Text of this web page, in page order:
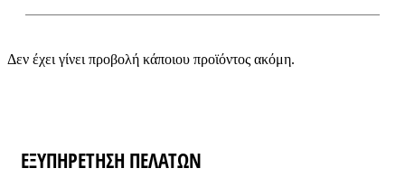
Δεν έχει γίνει προβολή κάποιου προϊόντος ακόμη.
ΕΞΥΠΗΡΕΤΗΣΗ ΠΕΛΑΤΩΝ